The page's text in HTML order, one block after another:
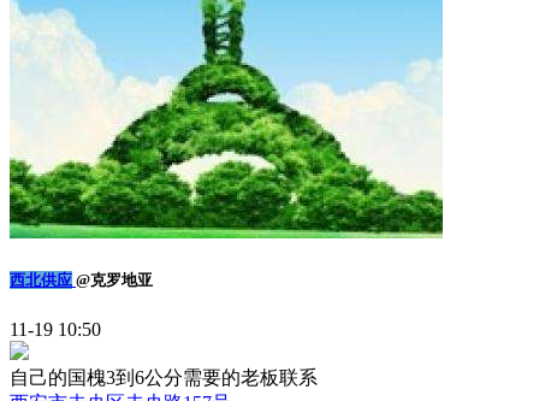
西北供应 @克罗地亚
11-19 10:50
自己的国槐3到6公分需要的老板联系